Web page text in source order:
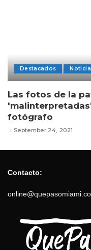
Destacados
Las fotos de la
fotógrafo
September 24, 2021
Contacto: